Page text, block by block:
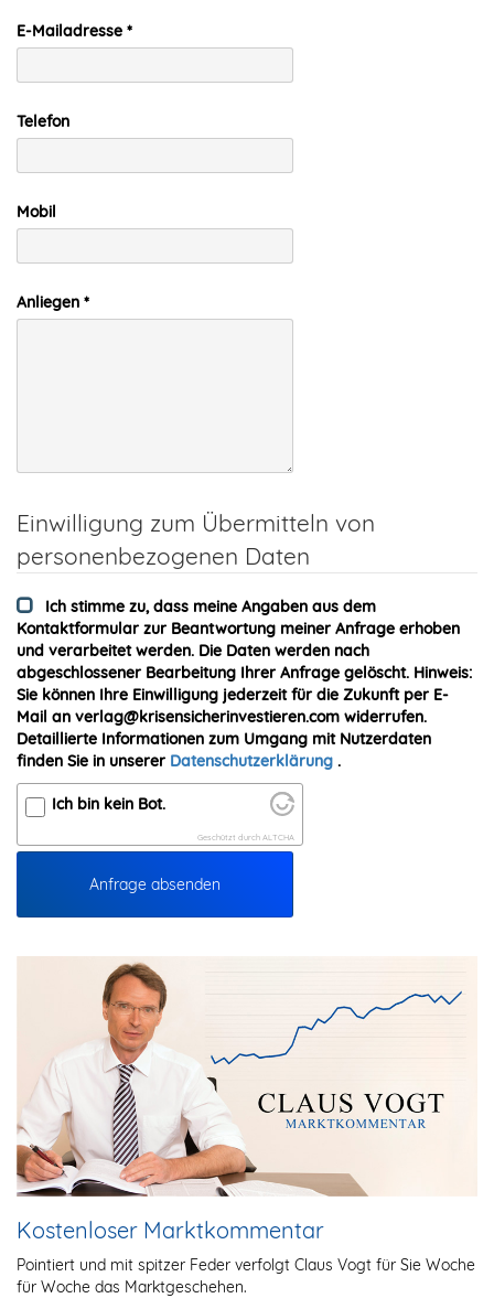
E-Mailadresse
Telefon
Mobil
Anliegen
Einwilligung zum Übermitteln von
personenbezogenen Daten
Ich stimme zu, dass meine Angaben aus dem
Kontaktformular zur Beantwortung meiner Anfrage erhoben
und verarbeitet werden. Die Daten werden nach
abgeschlossener Bearbeitung Ihrer Anfrage gelöscht. Hinweis:
Sie können Ihre Einwilligung jederzeit für die Zukunft per E-
Mail an verlag@krisensicherinvestieren.com widerrufen.
Detaillierte Informationen zum Umgang mit Nutzerdaten
finden Sie in unserer Datenschutzerklärung .
Ich bin kein Bot.
Geschützt durch ALTCHA
Anfrage absenden
Kostenloser Marktkommentar
Pointiert und mit spitzer Feder verfolgt Claus Vogt für Sie Woche
für Woche das Marktgeschehen.